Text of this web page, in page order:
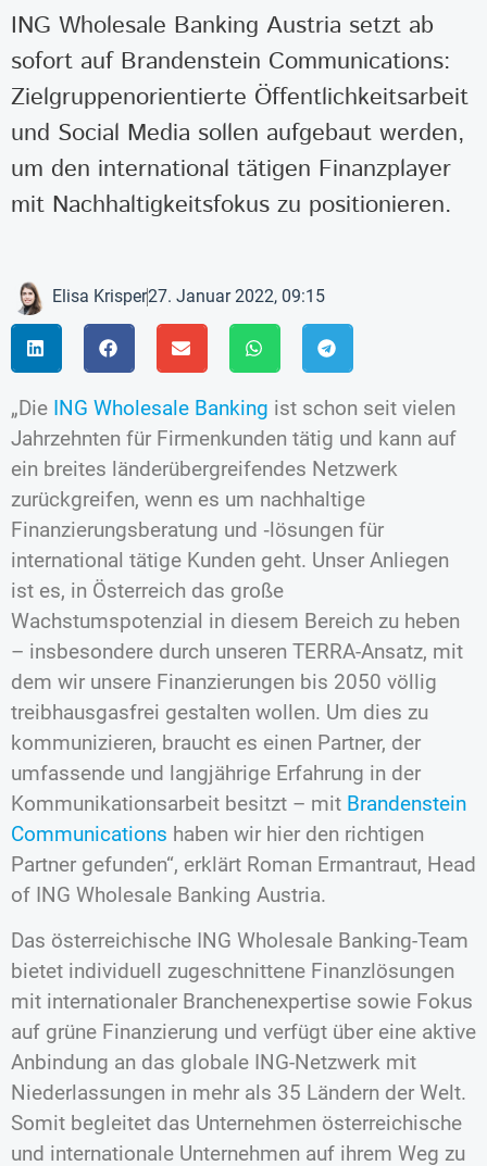
ING Wholesale Banking Austria setzt ab
sofort auf Brandenstein Communications:
Zielgruppenorientierte Öffentlichkeitsarbeit
und Social Media sollen aufgebaut werden,
um den international tätigen Finanzplayer
mit Nachhaltigkeitsfokus zu positionieren.
Elisa Krisper27. Januar 2022, 09:15
„Die ING Wholesale Banking ist schon seit vielen
Jahrzehnten für Firmenkunden tätig und kann auf
ein breites länderübergreifendes Netzwerk
zurückgreifen, wenn es um nachhaltige
Finanzierungsberatung und ‑lösungen für
international tätige Kunden geht. Unser Anliegen
ist es, in Österreich das große
Wachstumspotenzial in diesem Bereich zu heben
– insbesondere durch unseren TERRA-Ansatz, mit
dem wir unsere Finanzierungen bis 2050 völlig
treibhausgasfrei gestalten wollen. Um dies zu
kommunizieren, braucht es einen Partner, der
umfassende und langjährige Erfahrung in der
Kommunikationsarbeit besitzt – mit Brandenstein
Communications haben wir hier den richtigen
Partner gefunden“, erklärt Roman Ermantraut, Head
of ING Wholesale Banking Austria.
Das österreichische ING Wholesale Banking-Team
bietet individuell zugeschnittene Finanzlösungen
mit internationaler Branchenexpertise sowie Fokus
auf grüne Finanzierung und verfügt über eine aktive
Anbindung an das globale ING-Netzwerk mit
Niederlassungen in mehr als 35 Ländern der Welt.
Somit begleitet das Unternehmen österreichische
und internationale Unternehmen auf ihrem Weg zu